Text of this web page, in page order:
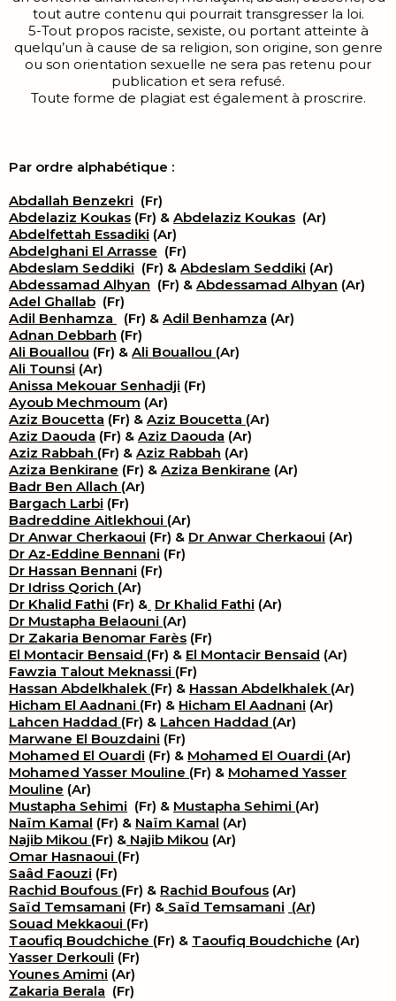
tout autre contenu qui pourrait transgresser la loi.
5-Tout propos raciste, sexiste, ou portant atteinte à
quelqu’un à cause de sa religion, son origine, son genre
ou son orientation sexuelle ne sera pas retenu pour
publication et sera refusé.
Toute forme de plagiat est également à proscrire.
Par ordre alphabétique :
Abdallah Benzekri (Fr)
Abdelaziz Koukas (Fr) & Abdelaziz Koukas (Ar)
Abdelfettah Essadiki (Ar)
Abdelghani El Arrasse (Fr)
Abdeslam Seddiki (Fr) & Abdeslam Seddiki (Ar)
Abdessamad Alhyan (Fr) & Abdessamad Alhyan (Ar)
Adel Ghallab (Fr)
Adil Benhamza
(Fr) & Adil Benhamza (Ar)
Adnan Debbarh (Fr)
Ali Bouallou (Fr) & Ali Bouallou (Ar)
Ali Tounsi (Ar)
Anissa Mekouar Senhadji (Fr)
Ayoub Mechmoum (Ar)
Aziz Boucetta (Fr) & Aziz Boucetta (Ar)
Aziz Daouda (Fr) & Aziz Daouda (Ar)
Aziz Rabbah (Fr) & Aziz Rabbah (Ar)
Aziza Benkirane (Fr) & Aziza Benkirane (Ar)
Badr Ben Allach (Ar)
Bargach Larbi (Fr)
Badreddine Aitlekhoui (Ar)
Dr Anwar Cherkaoui (Fr) & Dr Anwar Cherkaoui (Ar)
Dr Az-Eddine Bennani (Fr)
Dr Hassan Bennani (Fr)
Dr Idriss Qorich (Ar)
Dr Khalid Fathi (Fr) & Dr Khalid Fathi (Ar)
Dr Mustapha Belaouni (Ar)
Dr Zakaria Benomar Farès (Fr)
El Montacir Bensaid (Fr) & El Montacir Bensaid (Ar)
Fawzia Talout Meknassi (Fr)
Hassan Abdelkhalek (Fr) & Hassan Abdelkhalek (Ar)
Hicham El Aadnani (Fr) & Hicham El Aadnani (Ar)
Lahcen Haddad (Fr) & Lahcen Haddad (Ar)
Marwane El Bouzdaini (Fr)
Mohamed El Ouardi (Fr) & Mohamed El Ouardi (Ar)
Mohamed Yasser Mouline (Fr) & Mohamed Yasser
Mouline (Ar)
Mustapha Sehimi (Fr) & Mustapha Sehimi (Ar)
Naïm Kamal (Fr) & Naïm Kamal (Ar)
Najib Mikou (Fr) & Najib Mikou (Ar)
Omar Hasnaoui (Fr)
Saâd Faouzi (Fr)
Rachid Boufous (Fr) & Rachid Boufous (Ar)
Saïd Temsamani (Fr) & Saïd Temsamani (Ar)
Souad Mekkaoui (Fr)
Taoufiq Boudchiche (Fr) & Taoufiq Boudchiche (Ar)
Yasser Derkouli (Fr)
Younes Amimi (Ar)
Zakaria Berala (Fr)